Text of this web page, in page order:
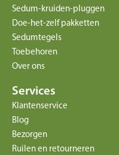
Sedum-kruiden-pluggen
Doe-het-zelf pakketten
Sedumtegels
Toebehoren
Over ons
Services
Klantenservice
Blog
Bezorgen
Ruilen en retourneren